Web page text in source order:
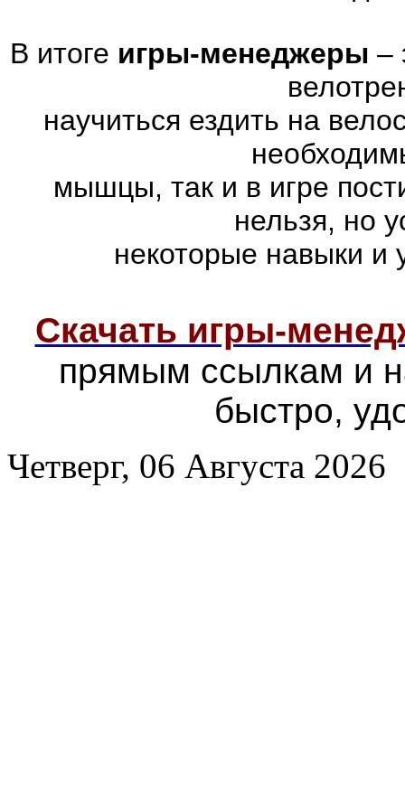
В итоге игры-менеджеры –
научиться ездить на
мышцы, так и в игре
нельзя, но
некоторые навыки и
Скачать игры-
прямым ссылкам и
быстро,
Четверг, 06 Августа 2026